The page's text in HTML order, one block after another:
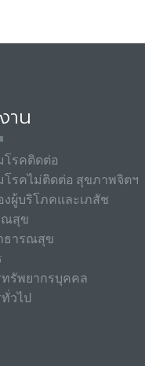
าน
โรคติดต่อ
โรคไม่ติดต่อ สุขภาพจิตฯ
ผู้บริโภคและเภสัช
ณสุข
ธารณสุข
รัพยากรบุคคล
วไป